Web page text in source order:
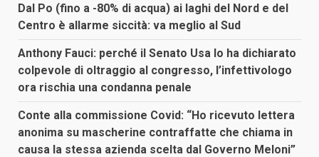
Dal Po (fino a -80% di acqua) ai laghi del Nord e del
Centro è allarme siccità: va meglio al Sud
Anthony Fauci: perché il Senato Usa lo ha dichiarato
colpevole di oltraggio al congresso, l’infettivologo
ora rischia una condanna penale
Conte alla commissione Covid: “Ho ricevuto lettera
anonima su mascherine contraffatte che chiama in
causa la stessa azienda scelta dal Governo Meloni”